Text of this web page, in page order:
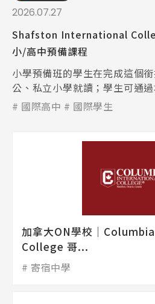
2026.07.27
Shafston International
小/高中預備課程
小學預備班的學生在完成這個
公、私立小學就讀；學生可通
立高中(EQI)、私立或天主教高中
國際高中 國際學生
加拿大ON學校
College 哥...
寄宿中學